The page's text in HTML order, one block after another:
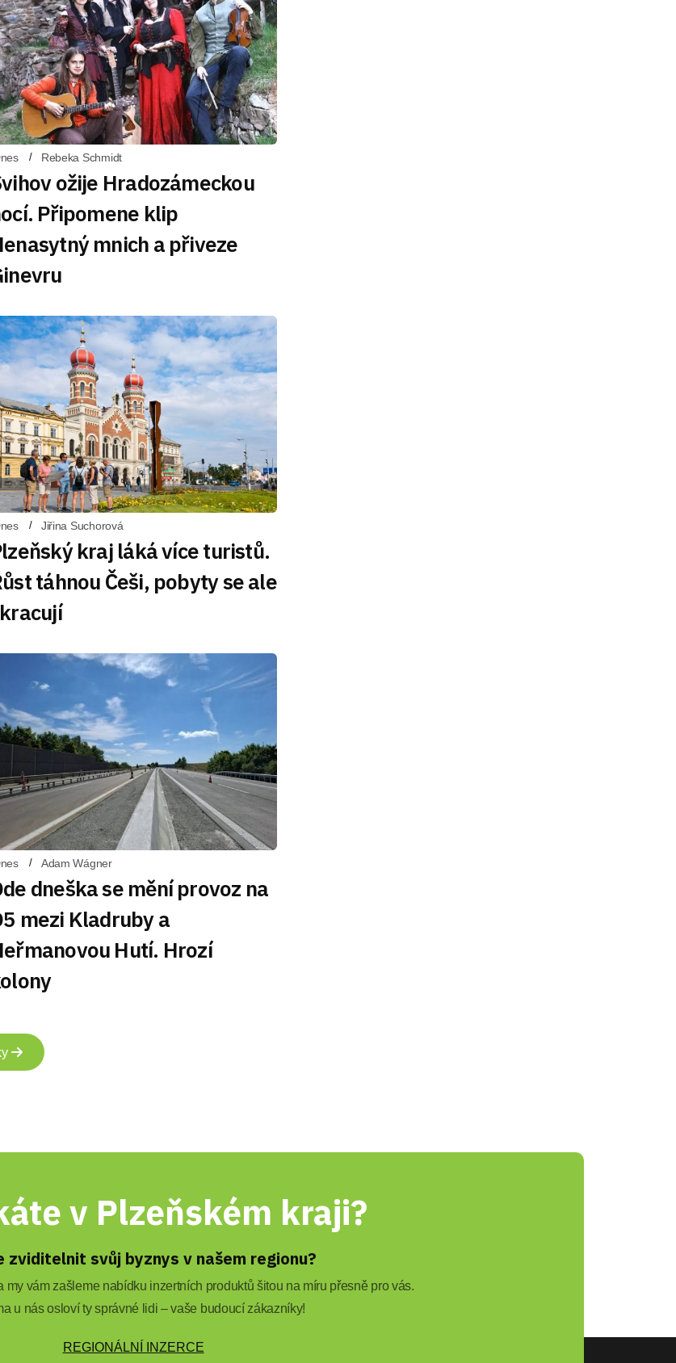
Rebeka Schmidt
ožije Hradozámeckou
Připomene klip
mnich a přiveze
Jiřina Suchorová
kraj láká více turistů.
táhnou Češi, pobyty se ale
Adam Wágner
dneška se mění provoz na
mezi Kladruby a
Hutí. Hrozí
v Plzeňském kraji?
zviditelnit svůj byznys v našem regionu?
my vám zašleme nabídku inzertních produktů šitou na míru přesně pro vás.
u nás osloví ty správné lidi – vaše budoucí zákazníky!
REGIONÁLNÍ INZERCE